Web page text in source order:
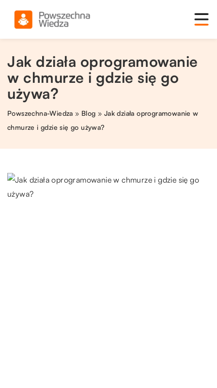
Jak działa oprogramowanie
w chmurze i gdzie się go
używa?
Powszechna-Wiedza » Blog » Jak działa oprogramowanie w
chmurze i gdzie się go używa?